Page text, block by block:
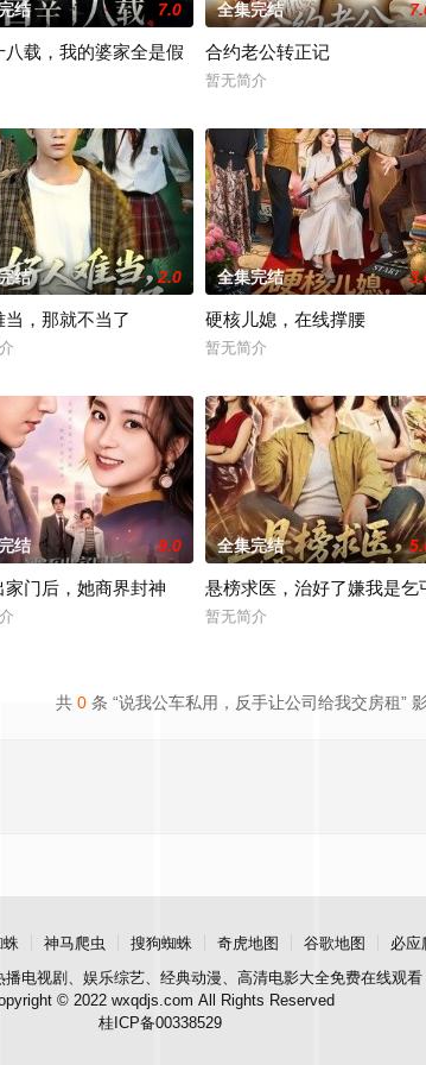
结 7.0
八载，我的婆家全是假
全集完结
合约老公转正记
暂无简介
结 2.0
当，那就不当了
全集完结
硬核儿媳，在线撑腰
暂无简介
结 9.0
家门后，她商界封神
全集完结
悬榜求医，治好了嫌我是乞
暂无简介
共 0 条 “说我公车私用，反手让公司给我交房租”
神马爬虫 搜狗蜘蛛 奇虎地图 谷歌地图
必应
播电视剧、娱乐综艺、经典动漫、高清电影大全免费在线观看
© 2022 wxqdjs.com All Rights Reserved
桂ICP备00338529